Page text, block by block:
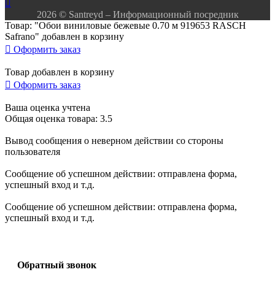

2026 © Santreyd – Информационный посредник
Товар: "Обои виниловые бежевые 0.70 м 919653 RASCH
Safrano" добавлен в корзину
 Оформить заказ
Товар добавлен в корзину
 Оформить заказ
Ваша оценка учтена
Общая оценка товара: 3.5
Вывод сообщения о неверном действии со стороны
пользователя
Сообщение об успешном действии: отправлена форма,
успешный вход и т.д.
Сообщение об успешном действии: отправлена форма,
успешный вход и т.д.
Обратный звонок